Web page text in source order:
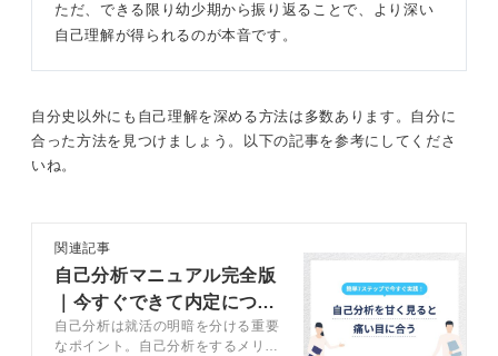
ただ、できる限り幼少期から振り返ることで、より深い
自己理解が得られるのが本音です。
自分史以外にも自己理解を深める方法は多数あります。自分に
合った方法を見つけましょう。以下の記事を参考にしてくださ
いね。
関連記事
自己分析マニュアル完全版
｜今すぐできて内定につな
がる方法を解説
自己分析は就活の明暗を分ける重要
なポイント。自己分析をするメリッ